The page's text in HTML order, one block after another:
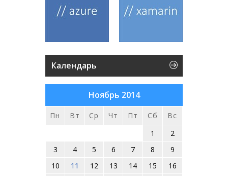
Календарь
Ноябрь 2014
Пн Вт Ср Чт Пт Сб
Вс
1
2
3
4 5 6 7 8
9
10
11 12 13 14 15
16